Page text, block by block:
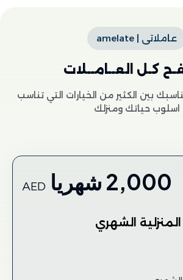
عاملاتى | amelate
كـل العــامــلات
بين الكثير من الخيارات التي تناسب
اسلوب حياتك ومنزلك
2,000 شهريا AED
المنزلية الشهري